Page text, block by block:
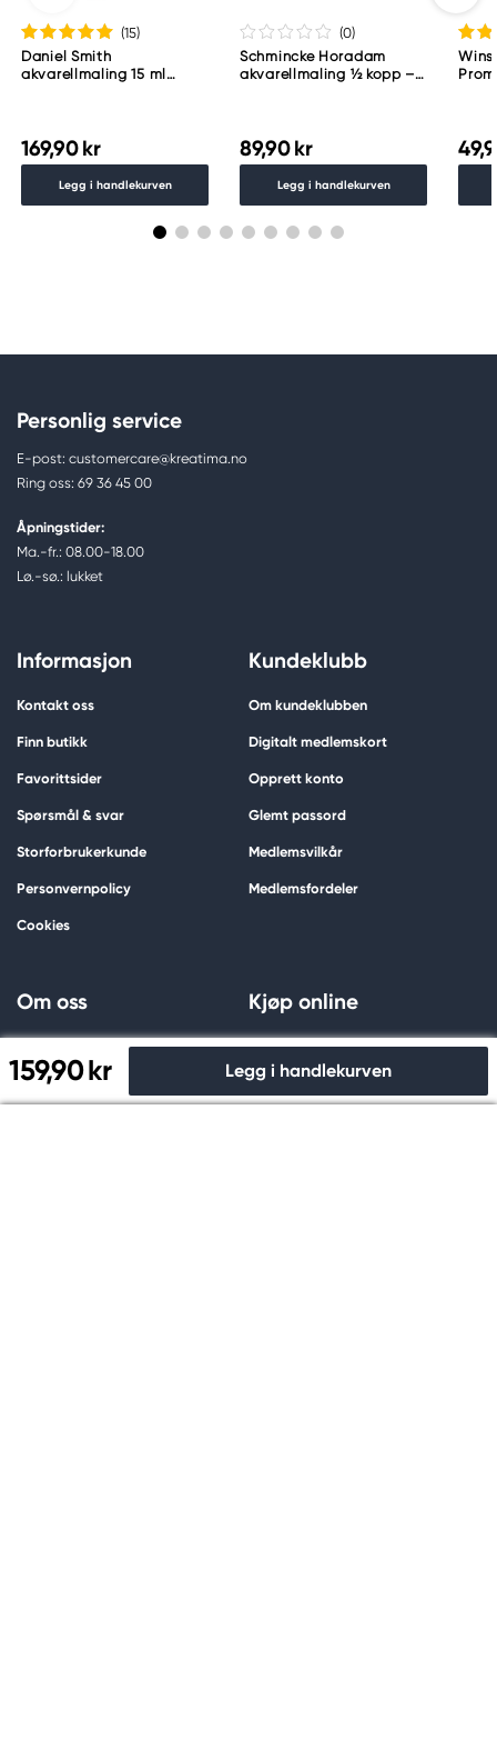
159,90 kr Legg i handlekurven
(15)
Daniel Smith
akvarellmaling 15 ml
169,90 kr
Legg i handlekurven
(0)
Schmincke Horadam
akvarellmaling ½ kopp –
89,90 kr
Legg i handlekurven
Personlig service
E-post: customercare@kreatima.no
Ring oss: 69 36 45 00
Åpningstider:
Ma.-fr.: 08.00-18.00
Lø.-sø.: lukket
Informasjon
Kontakt oss
Finn butikk
Favorittsider
Spørsmål & svar
Storforbrukerkunde
Personvernpolicy
Cookies
Kundeklubb
Om kundeklubben
Digitalt medlemskort
Opprett konto
Glemt passord
Medlemsvilkår
Medlemsfordeler
Om oss
Dette er Kreatima
Bærekraft
Kjøp online
Innbetaling
Leveranse